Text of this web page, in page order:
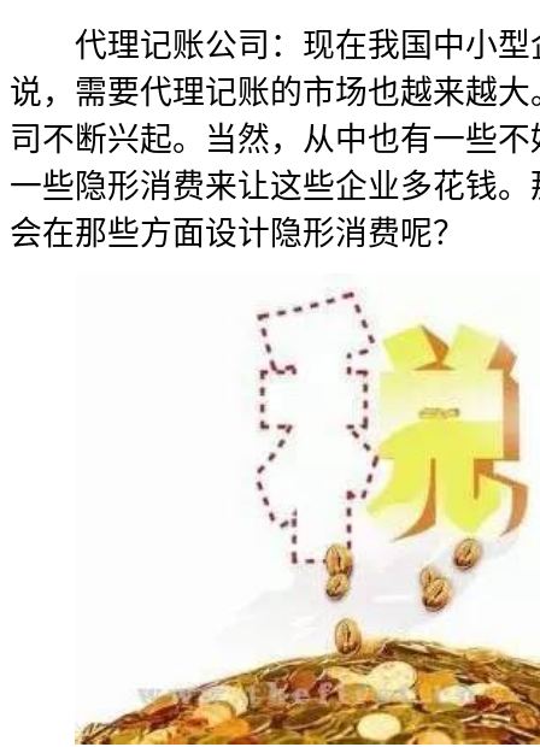
代理记账公司：现在我国中小型
说，需要代理记账的市场也越来越
司不断兴起。当然，从中也有一些
一些隐形消费来让这些企业多花钱
会在那些方面设计隐形消费呢？